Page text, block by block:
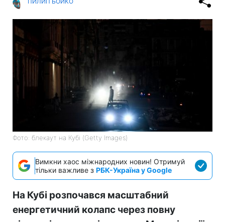
Фото: блекаут на Кубі (Getty Images)
Вимкни хаос міжнародних новин! Отримуй
тільки важливе з РБК-Україна у Google
На Кубі розпочався масштабний
енергетичний колапс через повну